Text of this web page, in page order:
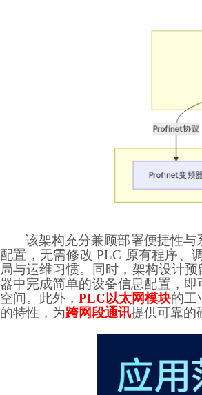
该架构充分兼顾部署便捷性
配置，无需修改 PLC 原有程序、
局与运维习惯。同时，架构设计
器中完成简单的设备信息配置，
空间。此外，PLC以太网模块的工
的特性，为跨网段通讯提供可靠的